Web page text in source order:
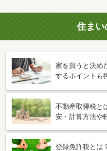
住まい
家を買うと決め
するポイントも
不動産取得税と
安・計算方法や
登録免許税とは